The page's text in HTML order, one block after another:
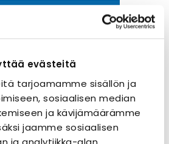
evästeitä
tarjoamamme sisällön ja
sosiaalisen median
ja kävijämäärämme
jaamme sosiaalisen
!= undefined && names.cruiseline
&& names.ship != '' ?